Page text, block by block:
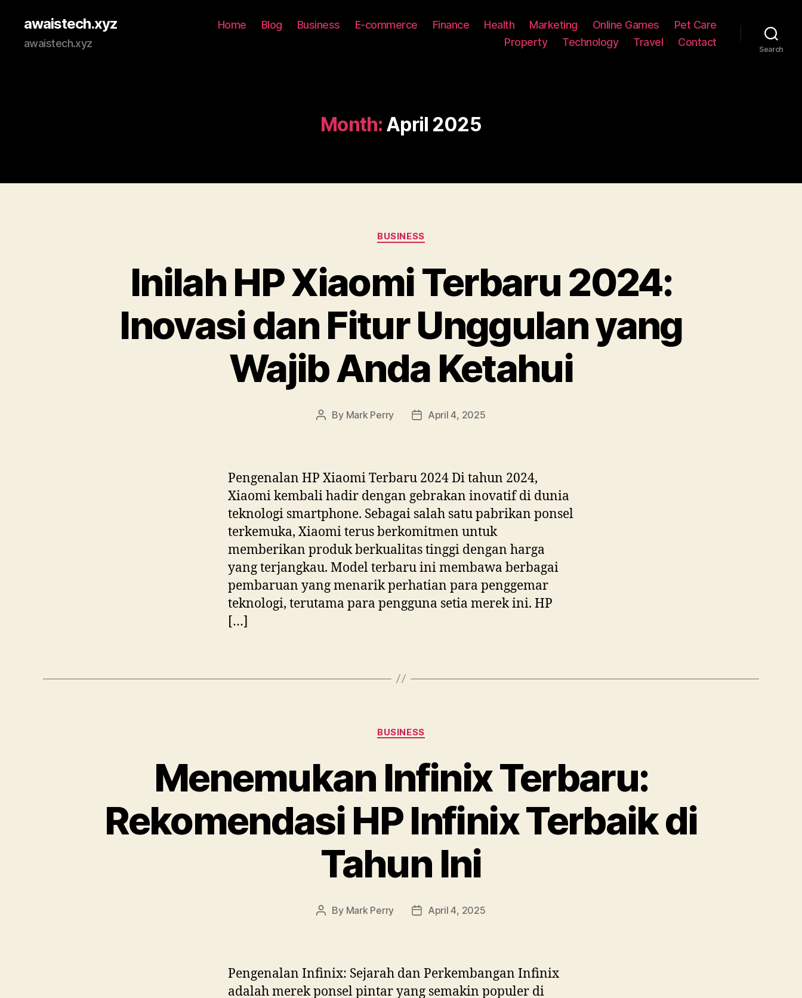
awaistech.xyz
awaistech.xyz
Home Blog Business E-commerce Finance Health Marketing Online Games
Pet Care
Property
Technology Travel Contact
Search
Month: April 2025
Categories
BUSINESS
Inilah HP Xiaomi Terbaru 2024:
Inovasi dan Fitur Unggulan yang
Wajib Anda Ketahui
Post
By Mark Perry
PostApril 4, 2025
Pengenalan HP Xiaomi Terbaru 2024 Di tahun 2024,
Xiaomi kembali hadir dengan gebrakan inovatif di dunia
teknologi smartphone. Sebagai salah satu pabrikan ponsel
terkemuka, Xiaomi terus berkomitmen untuk
memberikan produk berkualitas tinggi dengan harga
yang terjangkau. Model terbaru ini membawa berbagai
pembaruan yang menarik perhatian para penggemar
teknologi, terutama para pengguna setia merek ini. HP
[…]
Categories
BUSINESS
Menemukan Infinix Terbaru:
Rekomendasi HP Infinix Terbaik di
Tahun Ini
Post
By Mark Perry
PostApril 4, 2025
Pengenalan Infinix: Sejarah dan Perkembangan Infinix
adalah merek ponsel pintar yang semakin populer di